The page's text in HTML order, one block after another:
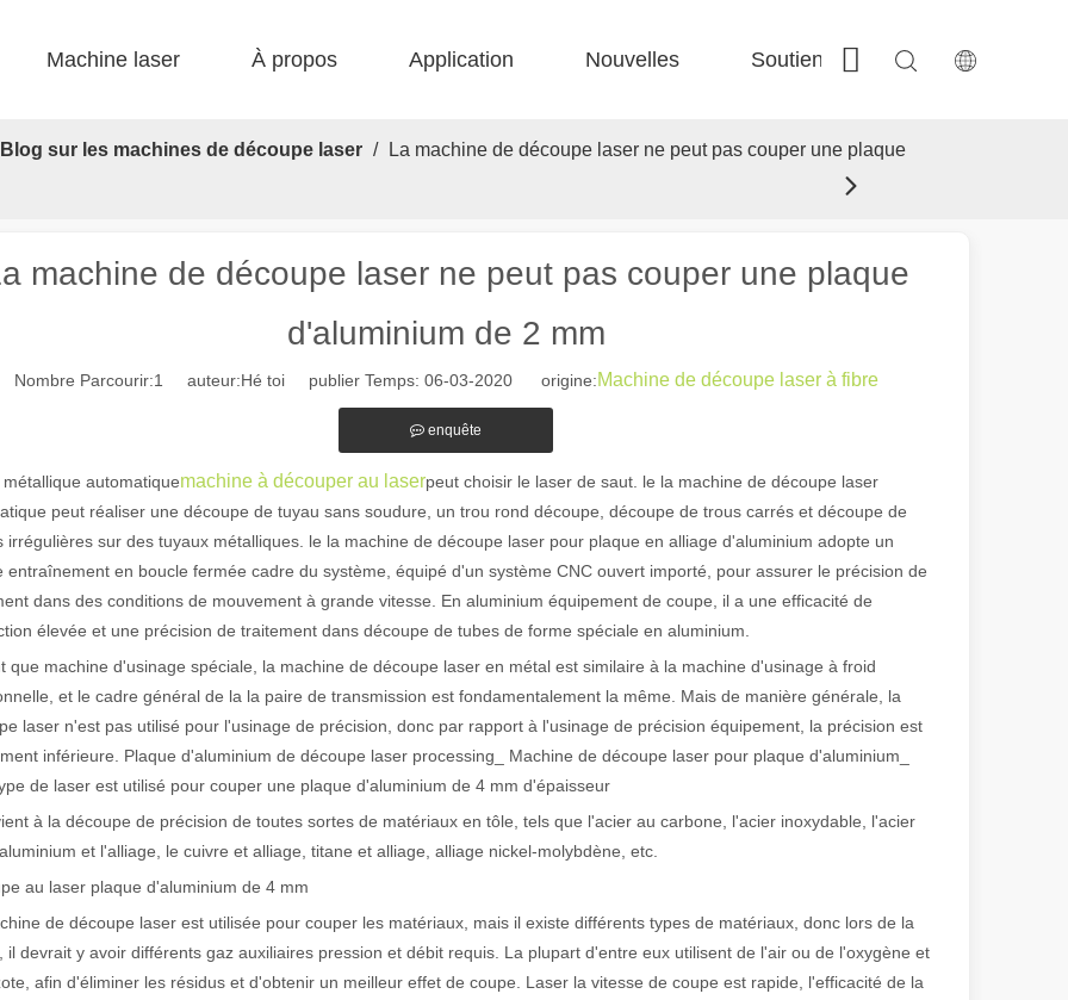
Machine laser À propos Application Nouvelles Soutien Contactez-nous
Blog sur les machines de découpe laser /
La machine de découpe laser ne peut pas couper une plaque
exceptionnelles des machines de marquage laser Le paysage de fabrication et industriel moderne, les machines de
machine de découpe laser ne peut pas couper une plaque
d'aluminium de 2 mm
Nombre Parcourir:1 auteur:Hé toi publier Temps: 06-03-2020 origine:Machine de découpe laser à fibre
enquête
métallique automatiquemachine à découper au laserpeut choisir le laser de saut. le la machine de découpe laser
peut réaliser une découpe de tuyau sans soudure, un trou rond découpe, découpe de trous carrés et découpe de
irrégulières sur des tuyaux métalliques. le la machine de découpe laser pour plaque en alliage d'aluminium adopte un
entraînement en boucle fermée cadre du système, équipé d'un système CNC ouvert importé, pour assurer le précision de
dans des conditions de mouvement à grande vitesse. En aluminium équipement de coupe, il a une efficacité de
élevée et une précision de traitement dans découpe de tubes de forme spéciale en aluminium.
que machine d'usinage spéciale, la machine de découpe laser en métal est similaire à la machine d'usinage à froid
et le cadre général de la la paire de transmission est fondamentalement la même. Mais de manière générale, la
laser n'est pas utilisé pour l'usinage de précision, donc par rapport à l'usinage de précision équipement, la précision est
inférieure. Plaque d'aluminium de découpe laser processing_ Machine de découpe laser pour plaque d'aluminium_
de laser est utilisé pour couper une plaque d'aluminium de 4 mm d'épaisseur
à la découpe de précision de toutes sortes de matériaux en tôle, tels que l'acier au carbone, l'acier inoxydable, l'acier
et l'alliage, le cuivre et alliage, titane et alliage, alliage nickel-molybdène, etc.
au laser plaque d'aluminium de 4 mm
de découpe laser est utilisée pour couper les matériaux, mais il existe différents types de matériaux, donc lors de la
il devrait y avoir différents gaz auxiliaires pression et débit requis. La plupart d'entre eux utilisent de l'air ou de l'oxygène et
afin d'éliminer les résidus et d'obtenir un meilleur effet de coupe. Laser la vitesse de coupe est rapide, l'efficacité de la